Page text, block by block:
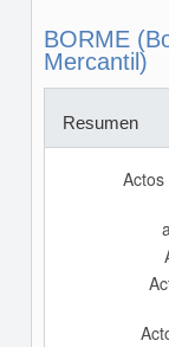
BORME
Mercantil)
Resumen